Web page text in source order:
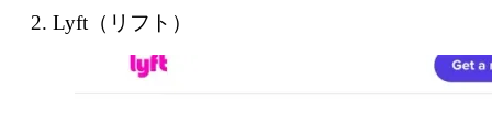
2. Lyft（リフト）